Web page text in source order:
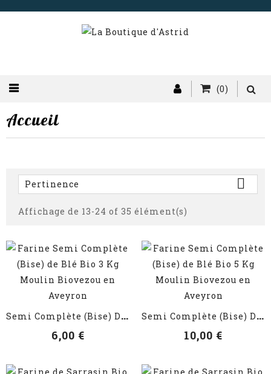
(0)
Accueil
Pertinence 
Affichage de 13-24 of 35 élément(s)
VOIR LES DÉTAILS
S
Emi Complète (Bise) De Blé...
6,00 €
VOIR LES DÉTAILS
S
Emi Complète (Bise) De Blé...
10,00 €